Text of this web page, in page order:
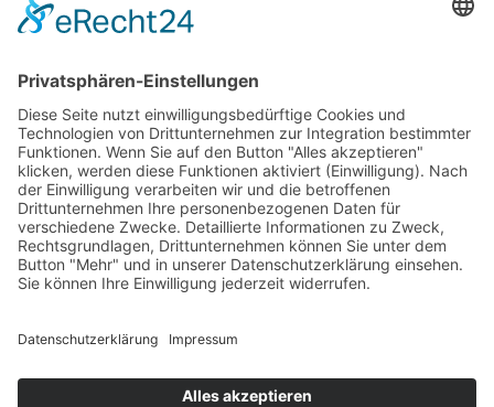
teilen
+352 26721808
E-Mail: info@evital-
echternach.lu
COOKIE-EINSTELLUNGEN